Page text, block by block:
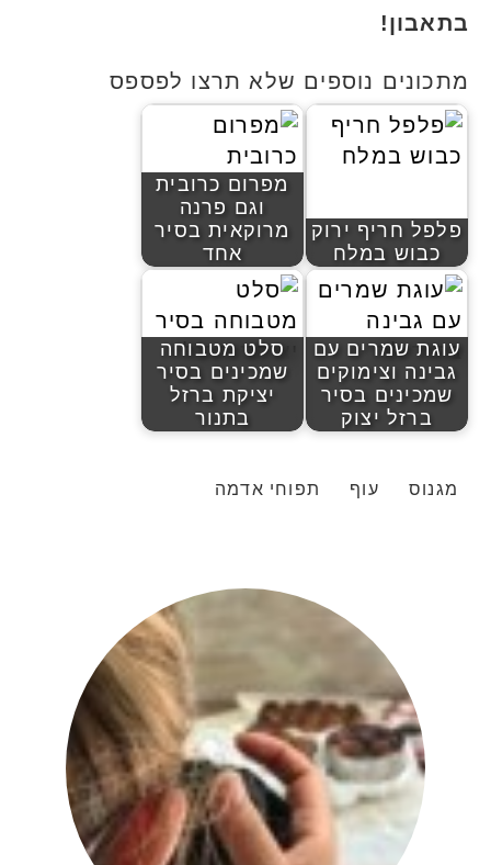
בתאבון!
מתכונים נוספים שלא תרצו לפספס
פלפל חריף ירוק
כבוש במלח
מפרום כרובית
וגם פרנה
מרוקאית בסיר
אחד
עוגת שמרים עם
גבינה וצימוקים
שמכינים בסיר
ברזל יצוק
סלט מטבוחה
שמכינים בסיר
יציקת ברזל
בתנור
מגנוס עוף תפוחי אדמה